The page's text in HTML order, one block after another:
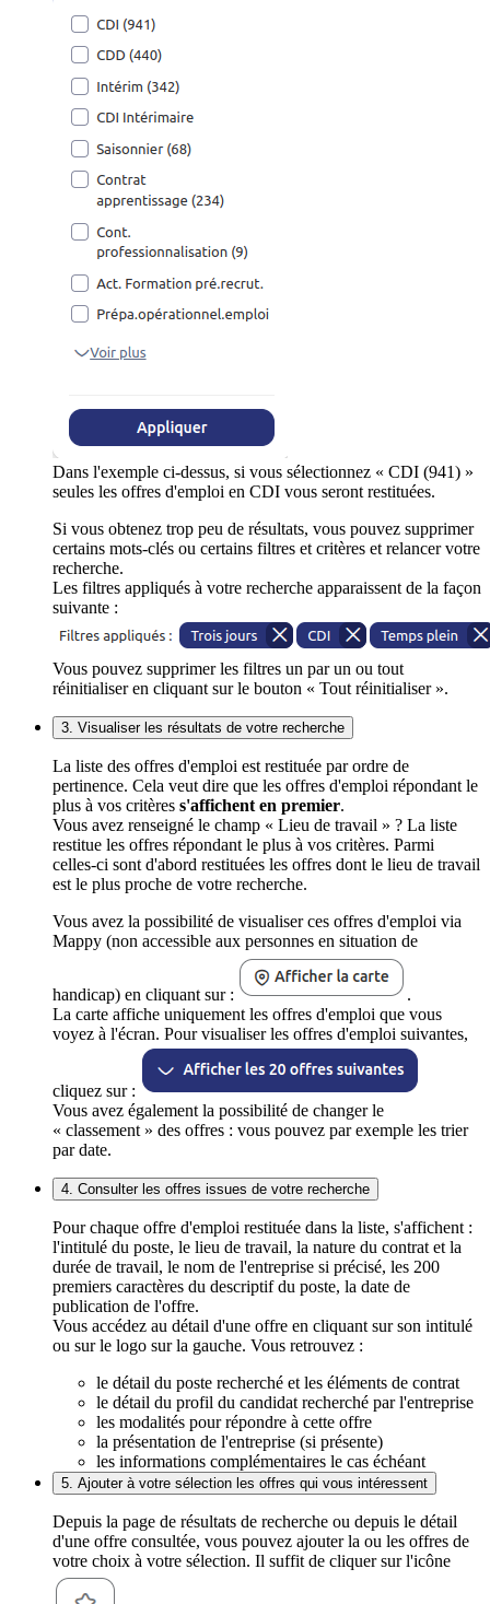
Dans l'exemple ci-dessus, si vous sélectionnez « CDI (941) »
seules les offres d'emploi en CDI vous seront restituées.
Si vous obtenez trop peu de résultats, vous pouvez supprimer
certains mots-clés ou certains filtres et critères et relancer votre
recherche.
Les filtres appliqués à votre recherche apparaissent de la façon
suivante :
Vous pouvez supprimer les filtres un par un ou tout
réinitialiser en cliquant sur le bouton « Tout réinitialiser ».
3. Visualiser les résultats de votre recherche
La liste des offres d'emploi est restituée par ordre de
pertinence. Cela veut dire que les offres d'emploi répondant le
plus à vos critères s'affichent en premier.
Vous avez renseigné le champ « Lieu de travail » ? La liste
restitue les offres répondant le plus à vos critères. Parmi
celles-ci sont d'abord restituées les offres dont le lieu de travail
est le plus proche de votre recherche.
Vous avez la possibilité de visualiser ces offres d'emploi via
Mappy (non accessible aux personnes en situation de
handicap) en cliquant sur :
.
La carte affiche uniquement les offres d'emploi que vous
voyez à l'écran. Pour visualiser les offres d'emploi suivantes,
cliquez sur :
Vous avez également la possibilité de changer le
« classement » des offres : vous pouvez par exemple les trier
par date.
4. Consulter les offres issues de votre recherche
Pour chaque offre d'emploi restituée dans la liste, s'affichent :
l'intitulé du poste, le lieu de travail, la nature du contrat et la
durée de travail, le nom de l'entreprise si précisé, les 200
premiers caractères du descriptif du poste, la date de
publication de l'offre.
Vous accédez au détail d'une offre en cliquant sur son intitulé
ou sur le logo sur la gauche. Vous retrouvez :
le détail du poste recherché et les éléments de contrat
le détail du profil du candidat recherché par l'entreprise
les modalités pour répondre à cette offre
la présentation de l'entreprise (si présente)
les informations complémentaires le cas échéant
5. Ajouter à votre sélection les offres qui vous intéressent
Depuis la page de résultats de recherche ou depuis le détail
d'une offre consultée, vous pouvez ajouter la ou les offres de
votre choix à votre sélection. Il suffit de cliquer sur l'icône